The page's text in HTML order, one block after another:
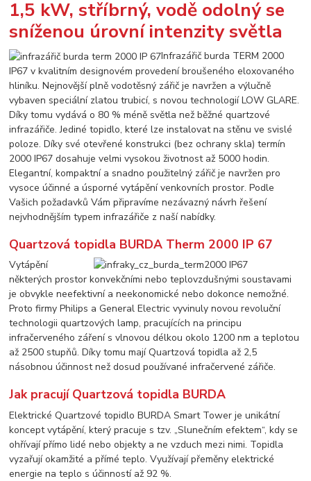
1,5 kW, stříbrný, vodě odolný se
sníženou úrovní intenzity světla
Infrazářič burda TERM 2000
IP67 v kvalitním designovém provedení broušeného eloxovaného
hliníku. Nejnovější plně vodotěsný zářič je navržen a výlučně
vybaven speciální zlatou trubicí, s novou technologií LOW GLARE.
Díky tomu vydává o 80 % méně světla než běžné quartzové
infrazářiče. Jediné topidlo, které lze instalovat na stěnu ve svislé
poloze. Díky své otevřené konstrukci (bez ochrany skla) termín
2000 IP67 dosahuje velmi vysokou životnost až 5000 hodin.
Elegantní, kompaktní a snadno použitelný zářič je navržen pro
vysoce účinné a úsporné vytápění venkovních prostor. Podle
Vašich požadavků Vám připravíme nezávazný návrh řešení
nejvhodnějším typem infrazářiče z naší nabídky.
Quartzová topidla BURDA Therm 2000 IP 67
Vytápění
některých prostor konvekčními nebo teplovzdušnými soustavami
je obvykle neefektivní a neekonomické nebo dokonce nemožné.
Proto firmy Philips a General Electric vyvinuly novou revoluční
technologii quartzových lamp, pracujících na principu
infračerveného záření s vlnovou délkou okolo 1200 nm a teplotou
až 2500 stupňů. Díky tomu mají Quartzová topidla až 2,5
násobnou účinnost než dosud používané infračervené zářiče.
Jak pracují Quartzová topidla BURDA
Elektrické Quartzové topidlo BURDA Smart Tower je unikátní
koncept vytápění, který pracuje s tzv. „Slunečním efektem“, kdy se
ohřívají přímo lidé nebo objekty a ne vzduch mezi nimi. Topidla
vyzařují okamžité a přímé teplo. Využívají přeměny elektrické
energie na teplo s účinností až 92 %.